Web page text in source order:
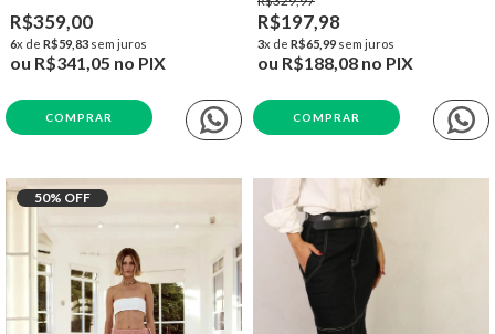
R$359,00
6x de R$59,83 sem juros
ou R$341,05 no PIX
COMPRAR
R$197,98
3x de R$65,99 sem juros
ou R$188,08 no PIX
COMPRAR
50% OFF